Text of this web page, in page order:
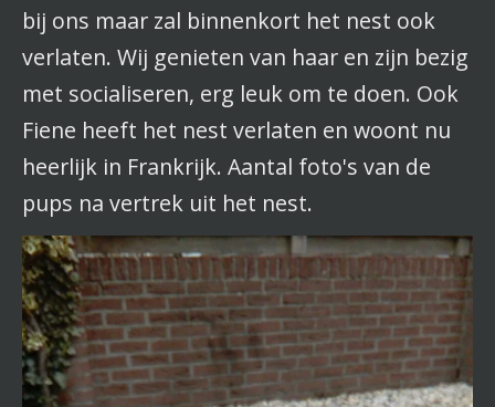
bij ons maar zal binnenkort het nest ook
verlaten. Wij genieten van haar en zijn bezig
met socialiseren, erg leuk om te doen. Ook
Fiene heeft het nest verlaten en woont nu
heerlijk in Frankrijk. Aantal foto's van de
pups na vertrek uit het nest.